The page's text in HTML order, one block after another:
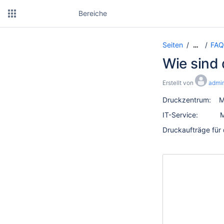
Bereiche
Seiten …
Wie sind
Erstellt von
Druckzentrum:
IT-Service:
Druckaufträge für